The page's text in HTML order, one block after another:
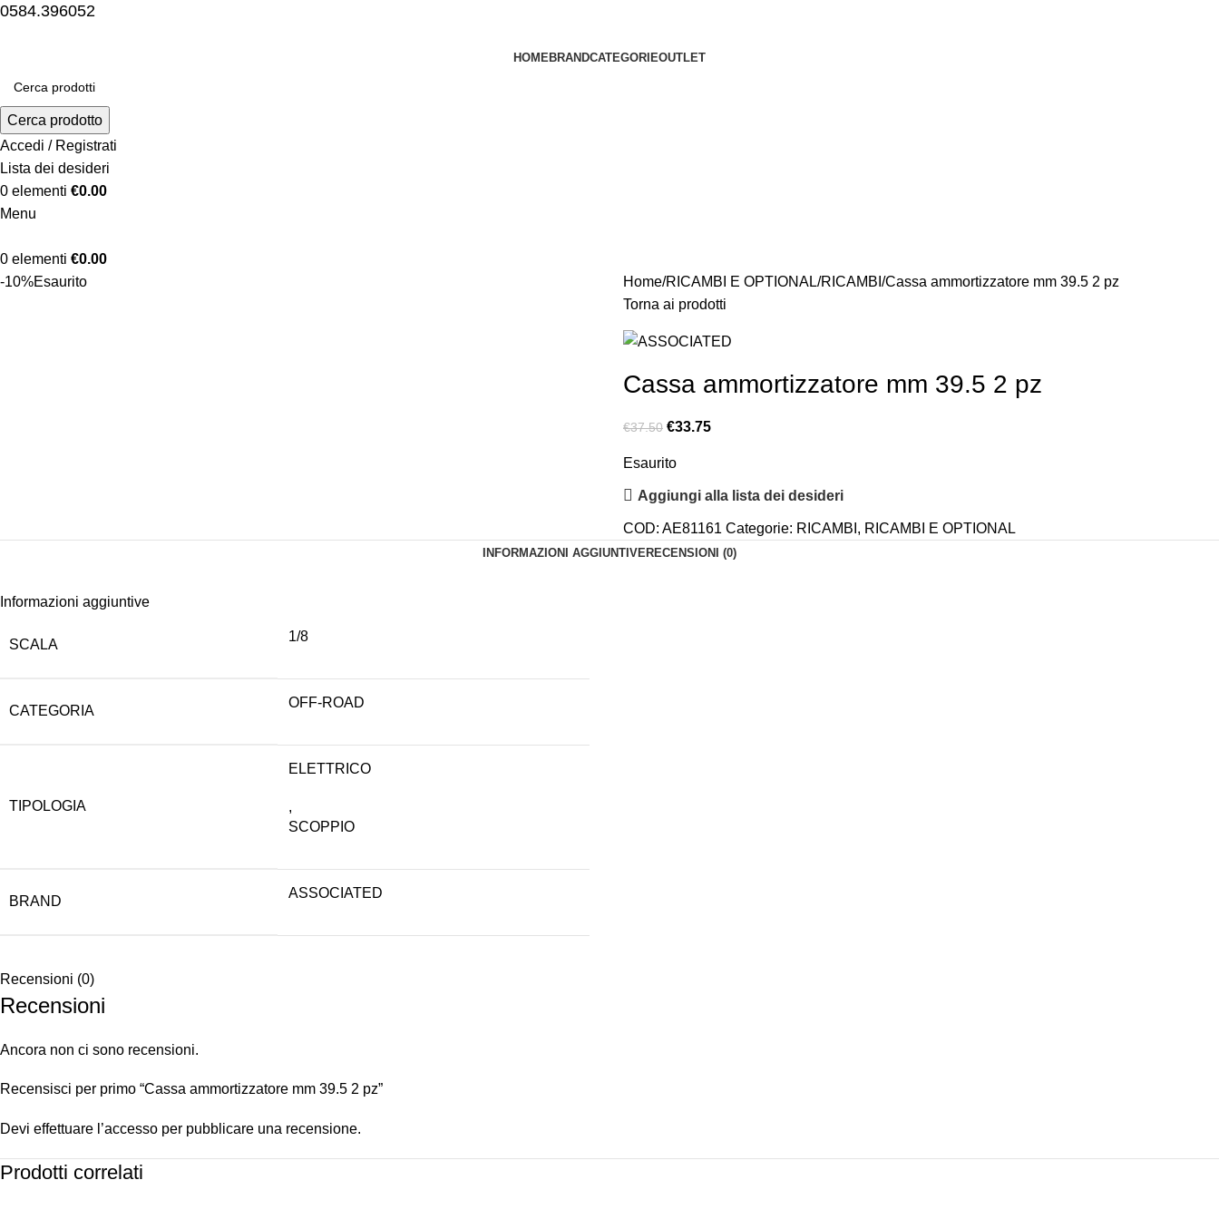
0584.396052
HOMEBRANDCATEGORIEOUTLET
Cerca prodotto
Accedi / Registrati
Lista dei desideri
0 elementi €0.00
Menu
0 elementi €0.00
-10%Esaurito Home RICAMBI E OPTIONAL RICAMBI Cassa ammortizzatore mm 39.5 2 pz
Torna ai prodotti
Cassa ammortizzatore mm 39.5 2 pz
€37.50 €33.75
Esaurito
Aggiungi alla lista dei desideri
COD: AE81161 Categorie: RICAMBI , RICAMBI E OPTIONAL
INFORMAZIONI AGGIUNTIVERECENSIONI (0)
Informazioni aggiuntive
SCALA
1/8
CATEGORIA
OFF-ROAD
TIPOLOGIA
ELETTRICO
,
SCOPPIO
BRAND
ASSOCIATED
Recensioni (0)
Recensioni
Ancora non ci sono recensioni.
Recensisci per primo “Cassa ammortizzatore mm 39.5 2 pz”
Devi effettuare l’accesso per pubblicare una recensione.
Prodotti correlati